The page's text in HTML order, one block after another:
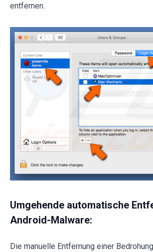
entfernen.
Umgehende automatische
Android-Malware:
Die manuelle Entfernung einer